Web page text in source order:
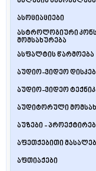
ასოციაციები
ასტროლოგიური
მომსახურება
ასფალტის წარმოება
აუდიო-ვიდეო
აუდიო-ვიდეო
აუდიტორული
აუზები -
აფეთქებითი
აფთიაქები